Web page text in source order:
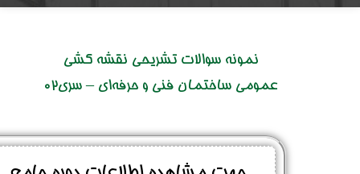
نمونه سوالات تشریحی نقشه کشی
عمومی ساختمان فنی و حرفه‌ای – سری02